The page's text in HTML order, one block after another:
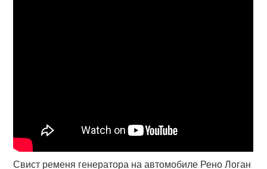
Свист ременя генератора на автомобиле Рено Логан